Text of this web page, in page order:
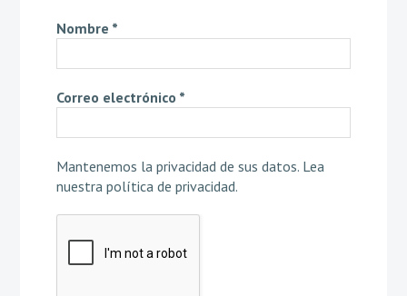
Nombre *
Correo electrónico *
Mantenemos la privacidad de sus datos. Lea
nuestra política de privacidad.